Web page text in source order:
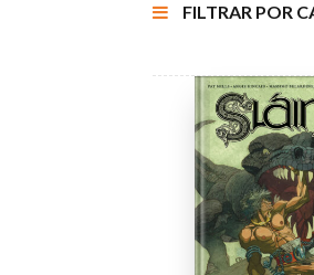
FILTRAR POR